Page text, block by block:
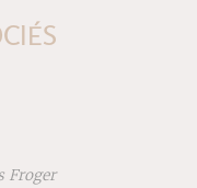
Froger